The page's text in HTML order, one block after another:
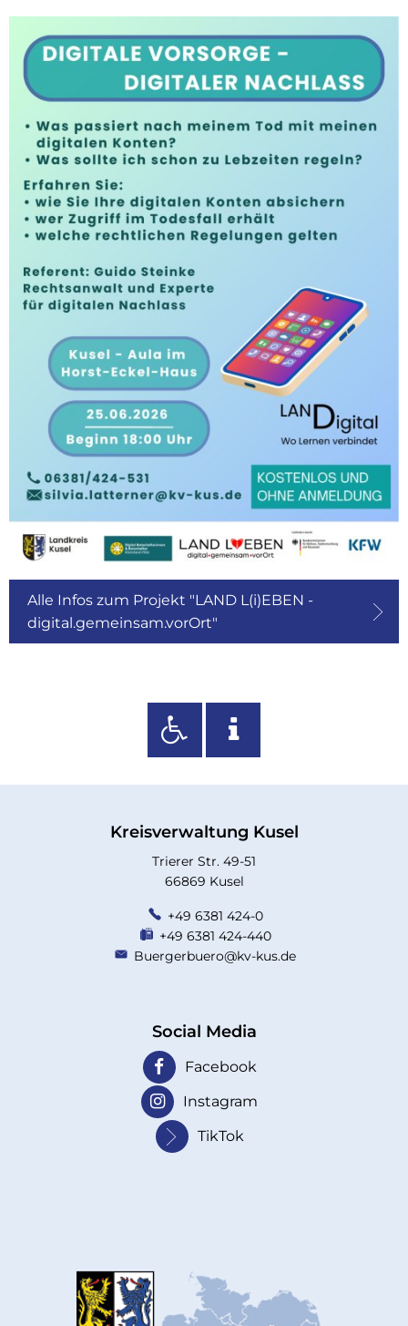
Alle Infos zum Projekt "LAND L(i)EBEN -
digital.gemeinsam.vorOrt"
Kreisverwaltung Kusel
Trierer Str. 49-51
66869 Kusel
+49 6381 424-0
+49 6381 424-440
Buergerbuero@kv-kus.de
Social Media
Facebook
Instagram
TikTok